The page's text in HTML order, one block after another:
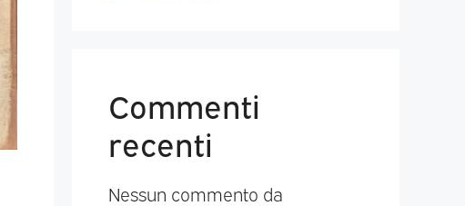
Commenti
recenti
Nessun commento da